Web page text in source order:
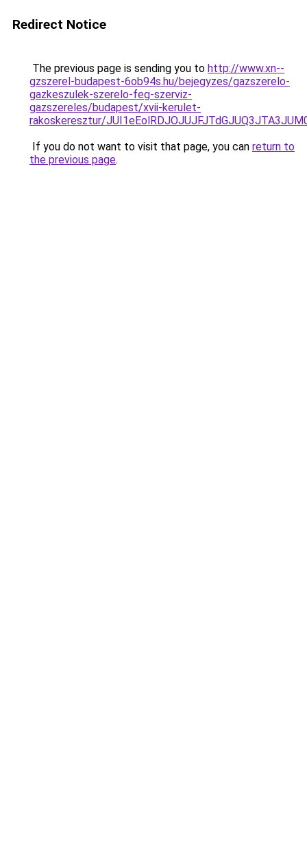
Redirect Notice
The previous page is sending you to http://www.xn--
gzszerel-budapest-6ob94s.hu/bejegyzes/gazszerelo-
gazkeszulek-szerelo-feg-szerviz-
gazszereles/budapest/xvii-kerulet-
rakoskeresztur/
If you do not want to visit that page, you can return to
the previous page.